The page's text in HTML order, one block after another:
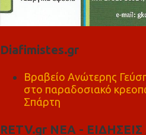
Diafimistes.gr
Βραβείο Ανώτερης
στο παραδοσιακό
Σπάρτη
RETV.gr ΝΕΑ -